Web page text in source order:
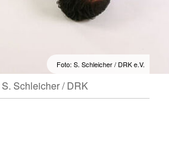
Foto: S. Schleicher / DRK e.V.
S. Schleicher / DRK